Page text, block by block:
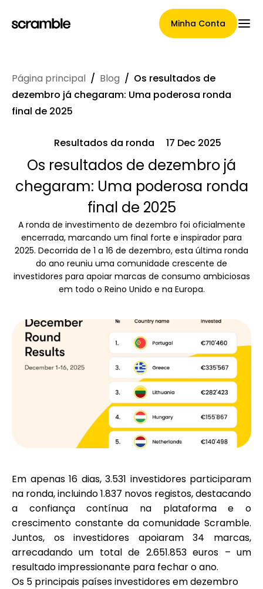
Minha Conta
Página Principal
Termos de cessão de
reclamações
Galeria de Marcas
Seleção de Marca
Calculadoras
Histórico de Rondas
Blog
Contacte-nos
Ajuda
Página principal / Blog / Os resultados de
dezembro já chegaram: Uma poderosa ronda
final de 2025
Resultados da ronda 17 Dec 2025
Os resultados de dezembro já
chegaram: Uma poderosa ronda
final de 2025
A ronda de investimento de dezembro foi oficialmente
encerrada, marcando um final forte e inspirador para
2025. Decorrida de 1 a 16 de dezembro, esta última ronda
do ano reuniu uma comunidade crescente de
investidores para apoiar marcas de consumo ambiciosas
em todo o Reino Unido e na Europa.
Em apenas 16 dias, 3.531 investidores participaram
na ronda, incluindo1.837 novos registos, destacando
a confiança contínua na plataforma e o
crescimento constante da comunidade Scramble.
Juntos, os investidores apoiaram34 marcas,
arrecadando um total de 2.651.853 euros – um
resultado impressionante para fechar o ano.
Os 5 principais países investidores em dezembro